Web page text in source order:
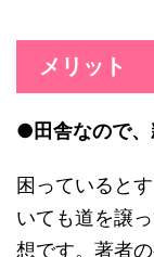
メリット
●田舎なので、
困っていると
いても道を譲
想です。著者